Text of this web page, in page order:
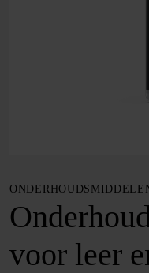
voor leer